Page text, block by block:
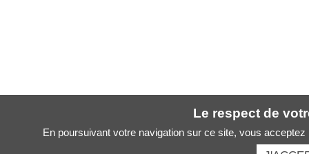
Le respect de
En poursuivant votre navigation sur ce site, vous